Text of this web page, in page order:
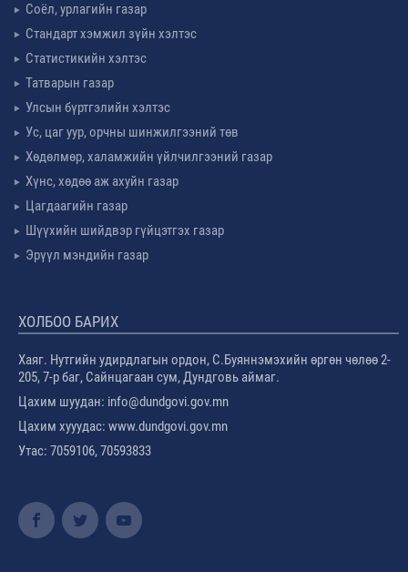
Соёл, урлагийн газар
Стандарт хэмжил зүйн хэлтэс
Статистикийн хэлтэс
Татварын газар
Улсын бүртгэлийн хэлтэс
Ус, цаг уур, орчны шинжилгээний төв
Хөдөлмөр, халамжийн үйлчилгээний газар
Хүнс, хөдөө аж ахуйн газар
Цагдаагийн газар
Шүүхийн шийдвэр гүйцэтгэх газар
Эрүүл мэндийн газар
ХОЛБОО БАРИХ
Хаяг. Нутгийн удирдлагын ордон, С.Буяннэмэхийн өргөн чөлөө 2-
205, 7-р баг, Сайнцагаан сум, Дундговь аймаг.
Цахим шуудан: info@dundgovi.gov.mn
Цахим хууудас: www.dundgovi.gov.mn
Утас: 7059106, 70593833